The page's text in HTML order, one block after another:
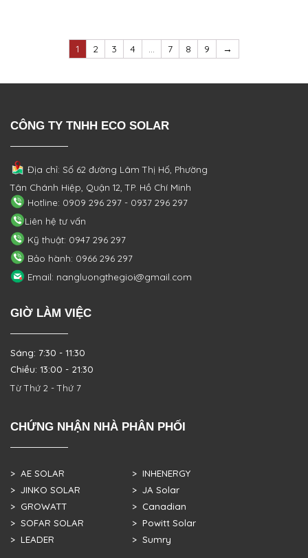
1 2 3 4 … 7 8 9 →
CÔNG TY TNHH ECO SOLAR
Địa chỉ: Số 62 đường Lâm Thị Hố, Phường
Tân Chánh Hiệp, Quận 12, TP. Hồ Chí Minh
Hotline: 0909 296 297 - 0937 296 297
Liên hệ tư vấn
Kỹ thuật: 0947 296 297
Bảo hành: 0966 296 297
Email: nangluongthegioi@gmail.com
GIỜ LÀM VIỆC
Sáng: 7:30 - 11:30
Chiều: 13:00 - 21:30
Từ Thứ 2 - Thứ 7
CHỨNG NHẬN NHÀ PHÂN PHỐI
> AE SOLAR
> JINKO SOLAR
> GROWATT
> SOFAR SOLAR
> LEADER
> INHENERGY
> JA Solar
> Canadian
> Powitt Solar
> Sumry